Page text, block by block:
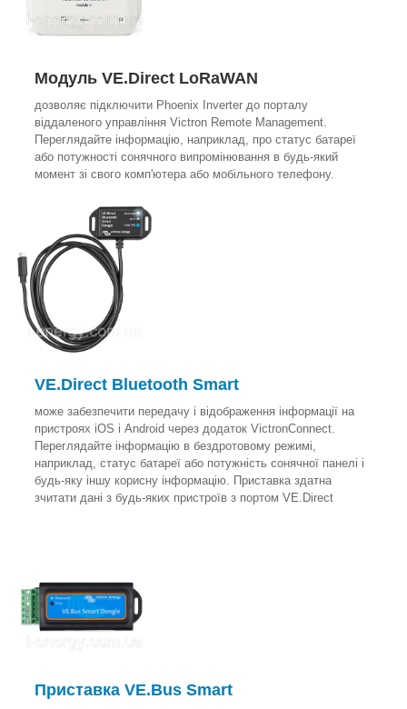
Модуль VE.Direct LoRaWAN
дозволяє підключити Phoenix Inverter до порталу
віддаленого управління Victron Remote Management.
Переглядайте інформацію, наприклад, про статус батареї
або потужності сонячного випромінювання в будь-який
момент зі свого комп'ютера або мобільного телефону.
VE.Direct Bluetooth Smart
може забезпечити передачу і відображення інформації на
пристроях iOS і Android через додаток VictronConnect.
Переглядайте інформацію в бездротовому режимі,
наприклад, статус батареї або потужність сонячної панелі і
будь-яку іншу корисну інформацію. Приставка здатна
зчитати дані з будь-яких пристроїв з портом VE.Direct
Приставка VE.Bus Smart